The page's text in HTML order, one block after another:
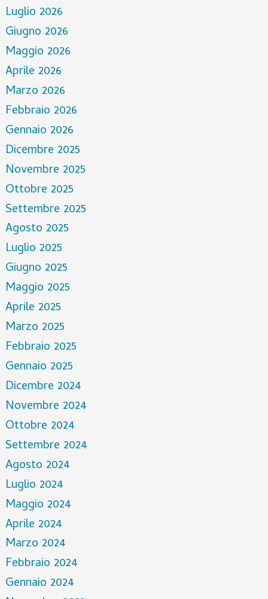
Luglio 2026
Giugno 2026
Maggio 2026
Aprile 2026
Marzo 2026
Febbraio 2026
Gennaio 2026
Dicembre 2025
Novembre 2025
Ottobre 2025
Settembre 2025
Agosto 2025
Luglio 2025
Giugno 2025
Maggio 2025
Aprile 2025
Marzo 2025
Febbraio 2025
Gennaio 2025
Dicembre 2024
Novembre 2024
Ottobre 2024
Settembre 2024
Agosto 2024
Luglio 2024
Maggio 2024
Aprile 2024
Marzo 2024
Febbraio 2024
Gennaio 2024